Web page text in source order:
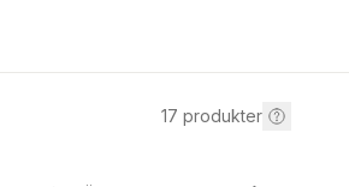
17 produkter